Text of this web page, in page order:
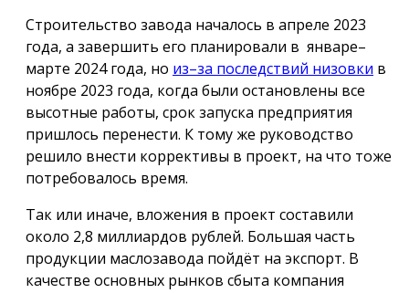
Строительство завода началось в апреле 2023
года, а завершить его планировали в январе–
марте 2024 года, но из–за последствий низовки в
ноябре 2023 года, когда были остановлены все
высотные работы, срок запуска предприятия
пришлось перенести. К тому же руководство
решило внести коррективы в проект, на что тоже
потребовалось время.
Так или иначе, вложения в проект составили
около 2,8 миллиардов рублей. Большая часть
продукции маслозавода пойдёт на экспорт. В
качестве основных рынков сбыта компания